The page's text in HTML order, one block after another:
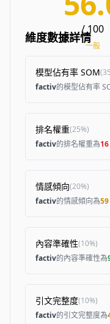
/ 100
一般
維度數據詳情
模型佔有率 SOM(
factiv的模型佔有率
排名權重(25%)
factiv的排名權重為16
情感傾向(20%)
factiv的情感傾向為59
內容準確性(10%)
factiv的內容準確性為
引文完整度(10%)
factiv的引文完整度為